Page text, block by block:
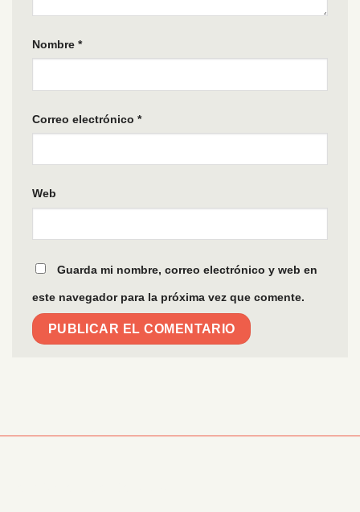
Nombre *
Correo electrónico *
Web
Guarda mi nombre, correo electrónico y web en
este navegador para la próxima vez que comente.